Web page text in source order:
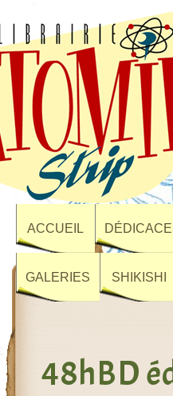
ACCUEIL
GALERIES SHIKISHI
48hBD